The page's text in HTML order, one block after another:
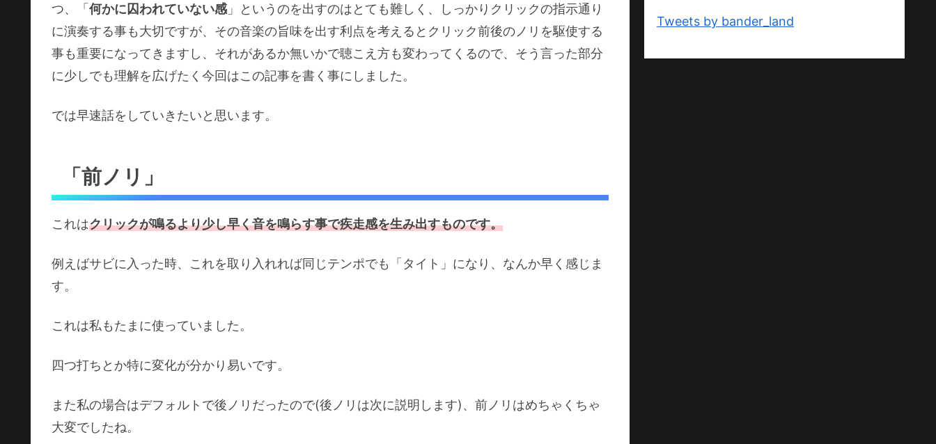
つ、「 何かに囚われていない感 」というのを出すのはとても難しく、しっかりクリックの指示通り
に演奏する事も大切ですが、その音楽の旨味を出す利点を考えるとクリック前後のノリを駆使する
事も重要になってきますし、それがあるか無いかで聴こえ方も変わってくるので、そう言った部分
に少しでも理解を広げたく今回はこの記事を書く事にしました。
では早速話をしていきたいと思います。
「前ノリ」
これはクリックが鳴るより少し早く音を鳴らす事で疾走感を生み出すものです。
例えばサビに入った時、これを取り入れれば同じテンポでも「タイト」になり、なんか早く感じま
す。
これは私もたまに使っていました。
四つ打ちとか特に変化が分かり易いです。
また私の場合はデフォルトで後ノリだったので(後ノリは次に説明します)、前ノリはめちゃくちゃ
大変でしたね。
Tweets by bander_land